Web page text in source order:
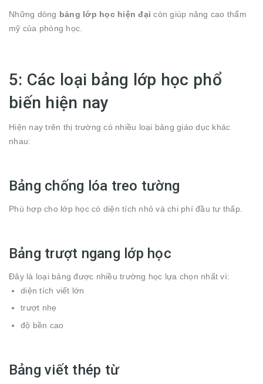
Những dòng bảng lớp học hiện đại còn giúp nâng cao thẩm
mỹ của phòng học.
5: Các loại bảng lớp học phổ
biến hiện nay
Hiện nay trên thị trường có nhiều loại bảng giáo dục khác
nhau:
Bảng chống lóa treo tường
Phù hợp cho lớp học có diện tích nhỏ và chi phí đầu tư thấp.
Bảng trượt ngang lớp học
Đây là loại bảng được nhiều trường học lựa chọn nhất vì:
diện tích viết lớn
trượt nhẹ
độ bền cao
Bảng viết thép từ